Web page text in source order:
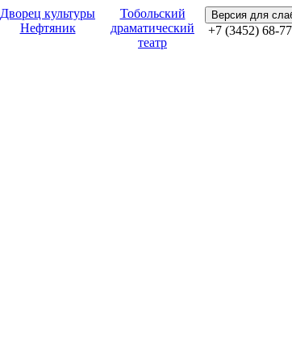
Дворец культуры
Нефтяник
Тобольский
драматический
театр
Версия для
+7 (3452) 68-